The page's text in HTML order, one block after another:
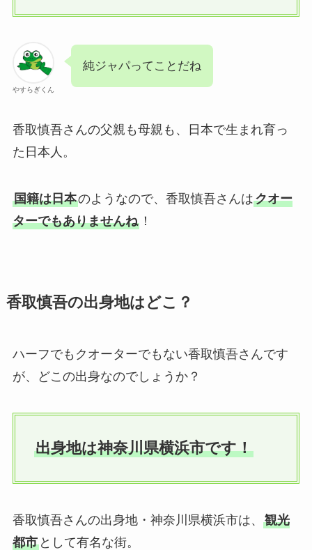
やすらぎくん
純ジャパってことだね
香取慎吾さんの父親も母親も、日本で生まれ育っ
た日本人。
国籍は日本のようなので、香取慎吾さんはクオー
ターでもありませんね！
香取慎吾の出身地はどこ？
ハーフでもクオーターでもない香取慎吾さんです
が、どこの出身なのでしょうか？
出身地は神奈川県横浜市です！
香取慎吾さんの出身地・神奈川県横浜市は、 観光
都市として有名な街。